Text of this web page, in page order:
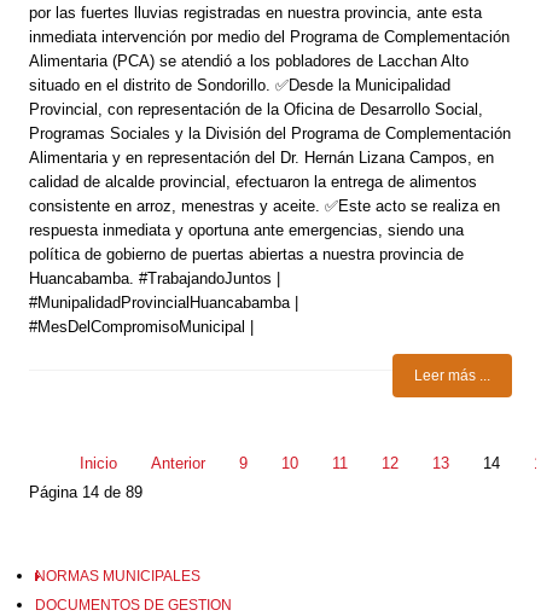
por las fuertes lluvias registradas en nuestra provincia, ante esta
inmediata intervención por medio del Programa de Complementación
Alimentaria (PCA) se atendió a los pobladores de Lacchan Alto
situado en el distrito de Sondorillo. ✅Desde la Municipalidad
Provincial, con representación de la Oficina de Desarrollo Social,
Programas Sociales y la División del Programa de Complementación
Alimentaria y en representación del Dr. Hernán Lizana Campos, en
calidad de alcalde provincial, efectuaron la entrega de alimentos
consistente en arroz, menestras y aceite. ✅Este acto se realiza en
respuesta inmediata y oportuna ante emergencias, siendo una
política de gobierno de puertas abiertas a nuestra provincia de
Huancabamba. #TrabajandoJuntos |
#MunipalidadProvincialHuancabamba |
#MesDelCompromisoMunicipal |
Leer más ...
Inicio Anterior 9 10 11 12 13 14
Página 14 de 89
NORMAS MUNICIPALES
DOCUMENTOS DE GESTION